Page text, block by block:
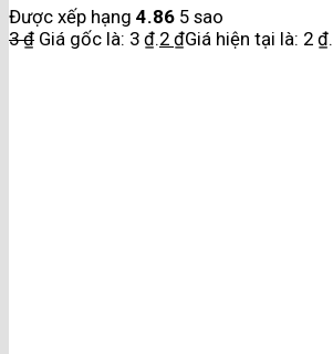
Được xếp hạng 4.86 5 sao
3₫ Giá gốc là: 3 ₫.2 ₫Giá hiện tại là: 2 ₫.